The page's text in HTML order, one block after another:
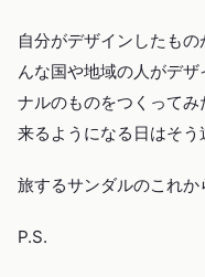
自分がデザインしたも
んな国や地域の人がデ
ナルのものをつくって
来るようになる日はそう
旅するサンダルのこれか
P.S.